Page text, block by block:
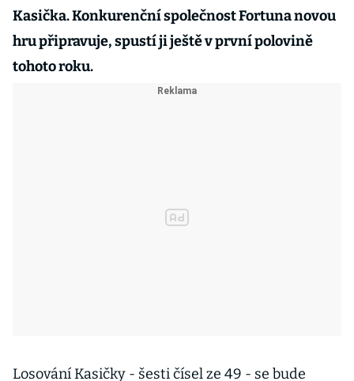
Kasička. Konkurenční společnost Fortuna novou
hru připravuje, spustí ji ještě v první polovině
tohoto roku.
Losování Kasičky - šesti čísel ze 49 - se bude